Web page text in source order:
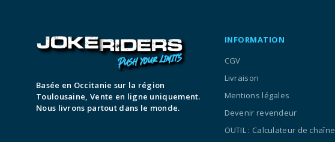
Basée en Occitanie sur la région
Toulousaine, Vente en ligne uniquement.
Nous livrons partout dans le monde.
INFORMATION
CGV
Livraison
Mentions légales
Devenir revendeur
OUTIL : Calculateur de chaîne